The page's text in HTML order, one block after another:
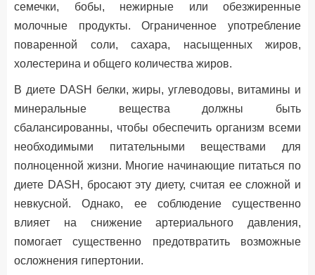
семечки, бобы, нежирные или обезжиренные
молочные продукты. Ограниченное употребление
поваренной соли, сахара, насыщенных жиров,
холестерина и общего количества жиров.
В диете DASH белки, жиры, углеводовы, витамины и
минеральные вещества должны быть
сбалансированны, чтобы обеспечить организм всеми
необходимыми питательными веществами для
полноценной жизни. Многие начинающие питаться по
диете DASH, бросают эту диету, считая ее сложной и
невкусной. Однако, ее соблюдение существенно
влияет на снижение артериального давления,
помогает существенно предотвратить возможные
осложнения гипертонии.